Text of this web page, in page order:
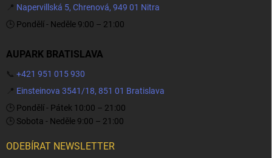
📍 Napervillská 5, Chrenová, 949 01 Nitra
🕒 Pondělí - Neděle 9:00 – 21:00
AUPARK BRATISLAVA
📞 +421 951 015 930
📍 Einsteinova 3541/18, 851 01 Bratislava
🕒 Pondělí - Pátek 10:00 – 21:00
🕒 Sobota - Neděle 9:00 – 21:00
ODEBÍRAT NEWSLETTER